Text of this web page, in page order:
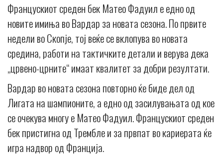
Францускиот среден бек Матео Фадуил е едно од
новите имиња во Вардар за новата сезона. По првите
недели во Скопје, тој веќе се вклопува во новата
средина, работи на тактичките детали и верува дека
„црвено-црните“ имаат квалитет за добри резултати.
Вардар во новата сезона повторно ќе биде дел од
Лигата на шампионите, а едно од засилувањата од кое
се очекува многу е Матео Фадуил. Францускиот среден
бек пристигна од Трембле и за првпат во кариерата ќе
игра надвор од Франција.